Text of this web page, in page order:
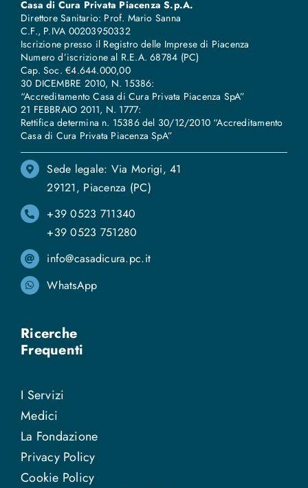
Casa di Cura Privata Piacenza S.p.A.
Direttore Sanitario: Prof. Mario Sanna
C.F., P.IVA 00203950332
Iscrizione presso il Registro delle Imprese di Piacenza
Numero d’iscrizione al R.E.A. 68784 (PC)
Cap. Soc. €4.644.000,00
30 DICEMBRE 2010, N. 15386:
“Accreditamento Casa di Cura Privata Piacenza SpA”
21 FEBBRAIO 2011, N. 1777:
Rettifica determina n. 15386 del 30/12/2010 “Accreditamento
Casa di Cura Privata Piacenza SpA”
Sede legale: Via Morigi, 41
29121, Piacenza (PC)
+39 0523 711340
+39 0523 751280
info@casadicura.pc.it
WhatsApp
Ricerche
Frequenti
I Servizi
Medici
La Fondazione
Privacy Policy
Cookie Policy